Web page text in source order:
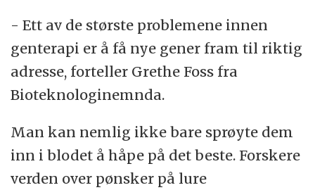
- Ett av de største problemene innen
genterapi er å få nye gener fram til riktig
adresse, forteller Grethe Foss fra
Bioteknologinemnda.
Man kan nemlig ikke bare sprøyte dem
inn i blodet å håpe på det beste. Forskere
verden over pønsker på lure